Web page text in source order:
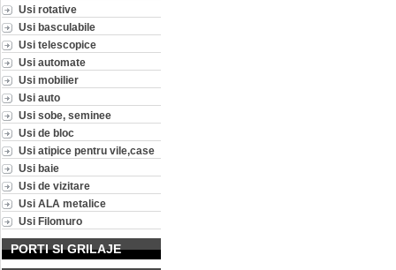
Usi rotative
Usi basculabile
Usi telescopice
Usi automate
Usi mobilier
Usi auto
Usi sobe, seminee
Usi de bloc
Usi atipice pentru vile,case
Usi baie
Usi de vizitare
Usi ALA metalice
Usi Filomuro
PORTI SI GRILAJE